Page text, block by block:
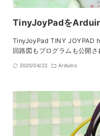
TinyJoyPadを
TinyJoyPad TINY
回路図もプログラムも公開
2020/04/22 Arduino